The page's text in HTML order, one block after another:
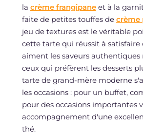
la crème frangipaneet à la
faite de petites touffes de crème
jeu de textures est le véritable
cette tarte qui réussit à satisfaire
aiment les saveurs authentiques
ceux qui préfèrent les desserts
tarte de grand-mère moderne
les occasions : pour un buffet,
pour des occasions importantes
accompagnement d'une
thé.